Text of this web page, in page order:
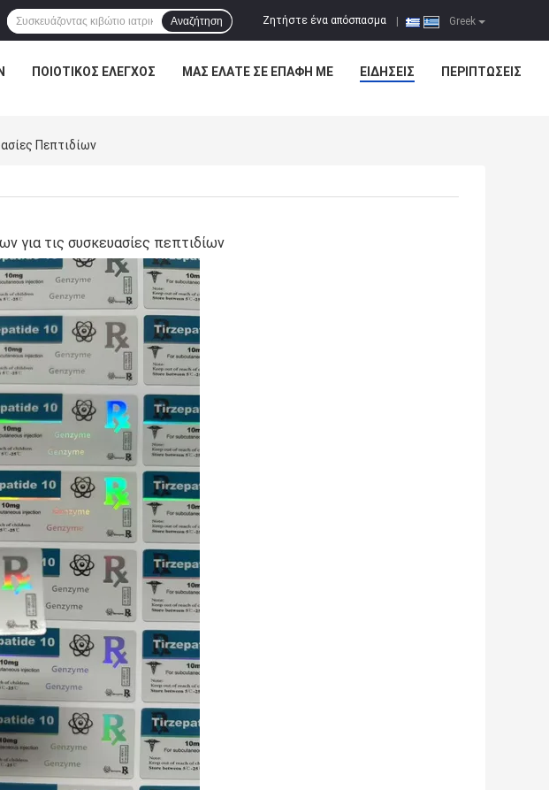
Greek
Ζητήστε ένα απόσπασμα
Αναζήτηση
ΠΟΙΟΤΙΚΌΣ ΈΛΕΓΧΟΣ ΜΑΣ ΕΛΆΤΕ ΣΕ ΕΠΑΦΉ ΜΕ ΕΙΔΉΣΕΙΣ ΠΕΡΙΠΤΏΣΕΙΣ
Πεπτιδίων
για τις συσκευασίες πεπτιδίων